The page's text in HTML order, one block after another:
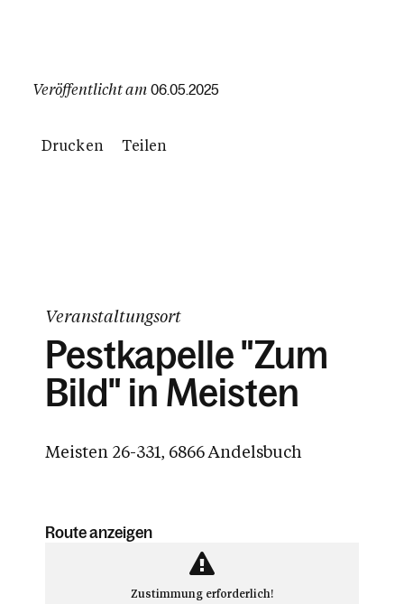
Veröffentlicht am 06.05.2025
Drucken Teilen
Veranstaltungsort
Pestkapelle "Zum
Bild" in Meisten
Meisten 26-331, 6866 Andelsbuch
Route anzeigen
Zustimmung erforderlich!